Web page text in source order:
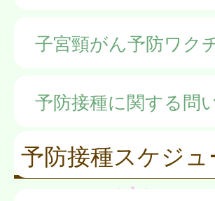
子宮頸がん予防ワク
予防接種に関する問
予防接種スケジ